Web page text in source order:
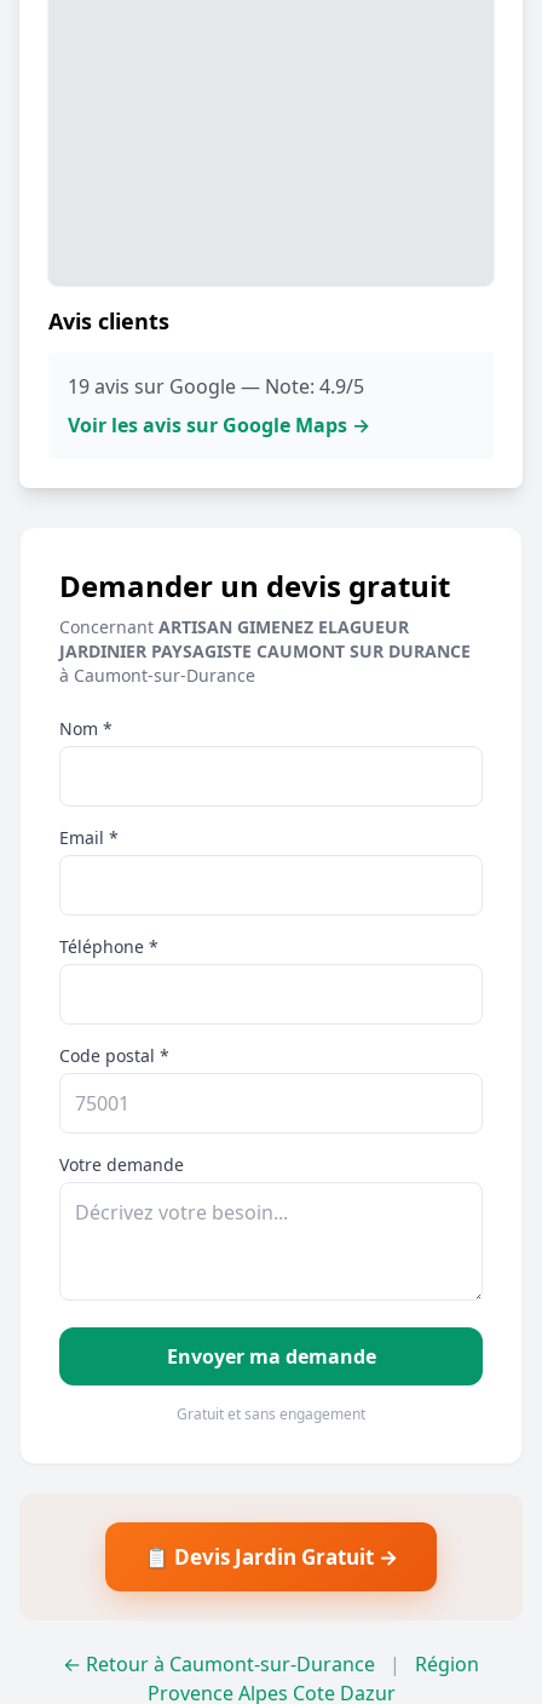
Avis clients
19 avis sur Google — Note: 4.9/5
Voir les avis sur Google Maps →
Demander un devis gratuit
Concernant ARTISAN GIMENEZ ELAGUEUR
JARDINIER PAYSAGISTE CAUMONT SUR DURANCE
à Caumont-sur-Durance
Nom *
Email *
Téléphone *
Code postal *
Votre demande
Envoyer ma demande
Gratuit et sans engagement
📋 Devis Jardin Gratuit →
← Retour à Caumont-sur-Durance |
Région
Provence Alpes Cote Dazur